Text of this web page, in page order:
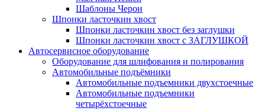
Шаблоны Черон
Шпонки ласточкин хвост
Шпонки ласточкин хвост без заглушки
Шпонки ласточкин хвост с ЗАГЛУШКОЙ
Автосервисное оборудование
Оборудование для шлифования и полирования
Автомобильные подъёмники
Автомобильные подъемники двухстоечные
Автомобильные подъемники
четырёхстоечные